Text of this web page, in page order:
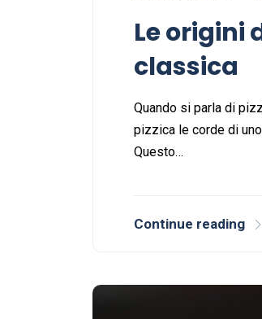
Le origini
classica
Quando si parla di
pizzica le corde di
Questo…
Continue reading